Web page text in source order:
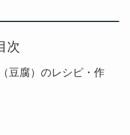
次
豆腐）のレシピ・作